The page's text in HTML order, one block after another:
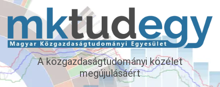
A közgazdaságtudományi közélet
megújulásáért